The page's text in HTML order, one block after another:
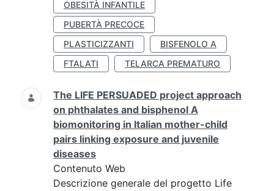
OBESITÀ INFANTILE
PUBERTÀ PRECOCE
PLASTICIZZANTI
BISFENOLO A
FTALATI
TELARCA PREMATURO
The LIFE PERSUADED project approach
on phthalates and bisphenol A
biomonitoring in Italian mother-child
pairs linking exposure and juvenile
diseases
Contenuto Web
Descrizione generale del progetto Life